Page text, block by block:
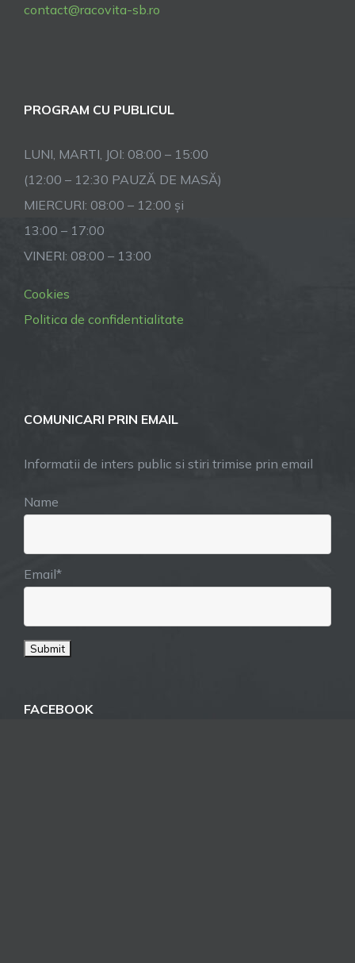
contact@racovita-sb.ro
PROGRAM CU PUBLICUL
LUNI, MARTI, JOI: 08:00 – 15:00
(12:00 – 12:30 PAUZĂ DE MASĂ)
MIERCURI: 08:00 – 12:00 și
13:00 – 17:00
VINERI: 08:00 – 13:00
Cookies
Politica de confidentialitate
COMUNICARI PRIN EMAIL
Informatii de inters public si stiri trimise prin email
Name
Email*
FACEBOOK